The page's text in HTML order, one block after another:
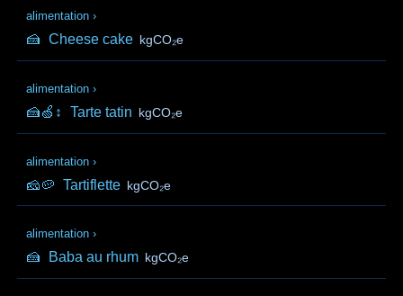
alimentation ›
🍰 Cheese cake kgCO₂e
alimentation ›
🍰🍏↕️ Tarte tatin kgCO₂e
alimentation ›
🧀🥔 Tartiflette kgCO₂e
alimentation ›
🍰 Baba au rhum kgCO₂e